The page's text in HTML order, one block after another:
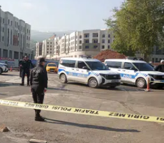
Burdur
Bursa
Çanakkale
Çankırı
Çorum